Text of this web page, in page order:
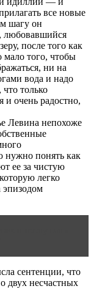
все новые
шагу он
любовавшийся
после того как
мало того, чтобы
ни на
вода и надо
только
и очень радостно,
Левина непохоже
нужно понять как
ее за чистую
легко
эпизодом
сентенции, что
двух несчастных